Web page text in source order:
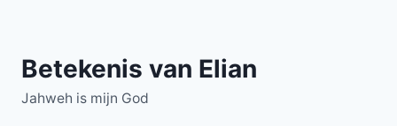
Betekenis van Elian
Jahweh is mijn God